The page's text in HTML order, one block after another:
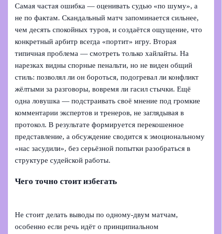
Самая частая ошибка — оценивать судью «по шуму», а
не по фактам. Скандальный матч запоминается сильнее,
чем десять спокойных туров, и создаётся ощущение, что
конкретный арбитр всегда «портит» игру. Вторая
типичная проблема — смотреть только хайлайты. На
нарезках видны спорные пенальти, но не виден общий
стиль: позволял ли он бороться, подогревал ли конфликт
жёлтыми за разговоры, вовремя ли гасил стычки. Ещё
одна ловушка — подстраивать своё мнение под громкие
комментарии экспертов и тренеров, не заглядывая в
протокол. В результате формируется перекошенное
представление, а обсуждение сводится к эмоциональному
«нас засудили», без серьёзной попытки разобраться в
структуре судейской работы.
Чего точно стоит избегать
Не стоит делать выводы по одному-двум матчам,
особенно если речь идёт о принципиальном